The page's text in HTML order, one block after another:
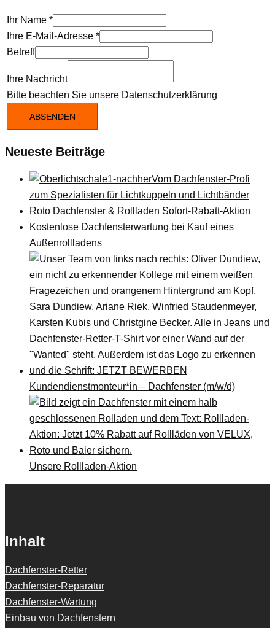
Ihr Name *
Ihre E-Mail-Adresse *
Betreff
Ihre Nachricht
Bitte beachten Sie unsere Datenschutzerklärung
ABSENDEN
Neueste Beiträge
Vom Dachfenster-Profi
zum Spezialisten für Lichtkuppeln und Lichtbänder
Roto Dachfenster & Rollladen Sofort-Rabatt-Aktion
Kostenlose Dachfensterwartung bei Kauf eines
Außenrollladens
Kundendienstmonteur*in – Dachfenster (m/w/d)
Unsere Rollladen-Aktion
Inhalt
Dachfenster-Retter
Dachfenster-Reparatur
Dachfenster-Wartung
Einbau von Dachfenstern